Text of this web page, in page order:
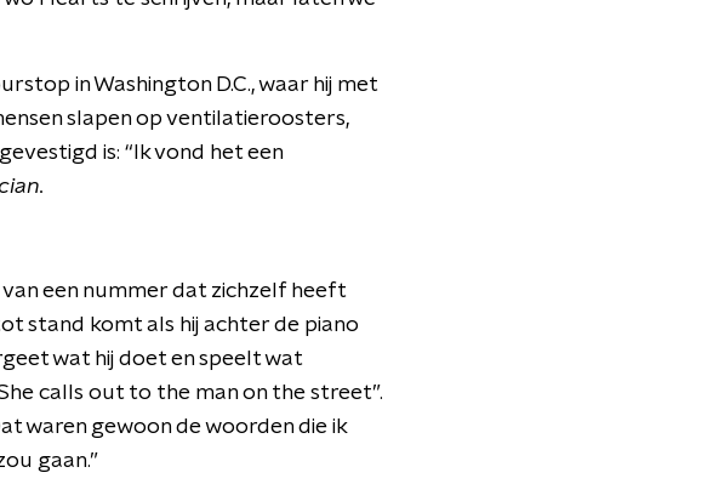
in Washington D.C., waar hij met
slapen op ventilatieroosters,
is: “Ik vond het een
.
een nummer dat zichzelf heeft
stand komt als hij achter de piano
wat hij doet en speelt wat
calls out to the man on the street”.
waren gewoon de woorden die ik
gaan.”